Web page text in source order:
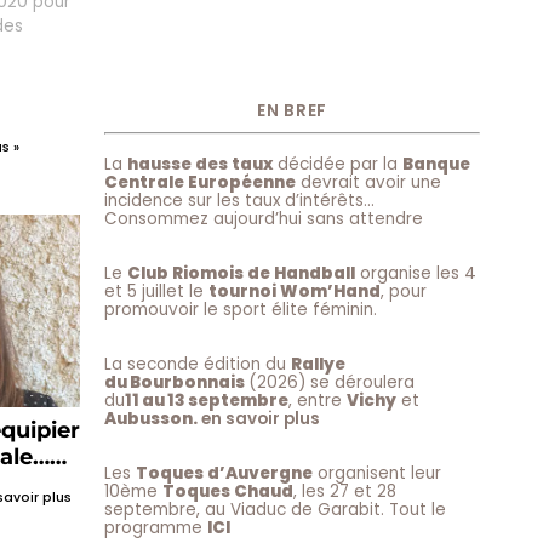
»
plus
EN BREF
La hausse des taux décidée par la Banque
Centrale Européenne devrait avoir une
incidence sur les taux d’intérêts…
Consommez aujourd’hui sans attendre
Le Club Riomois de Handball organise les 4
et 5 juillet le tournoi Wom’Hand, pour
promouvoir le sport élite féminin.
La seconde édition du Rallye
du Bourbonnais (2026) se déroulera
du11 au 13 septembre, entre Vichy et
Aubusson.en savoir plus
Les Toques d’Auvergne organisent leur
10ème Toques Chaud, les 27 et 28
septembre, au Viaduc de Garabit. Tout le
programme ICI